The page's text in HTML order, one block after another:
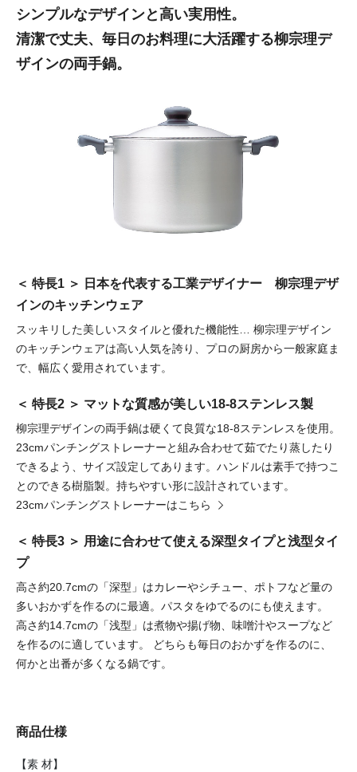
シンプルなデザインと高い実用性。
清潔で丈夫、毎日のお料理に大活躍する柳宗理デ
ザインの両手鍋。
＜ 特長1 ＞ 日本を代表する工業デザイナー 柳宗理デザ
インのキッチンウェア
スッキリした美しいスタイルと優れた機能性… 柳宗理デザイン
のキッチンウェアは高い人気を誇り、プロの厨房から一般家庭ま
で、幅広く愛用されています。
＜ 特長2 ＞ マットな質感が美しい18-8ステンレス製
柳宗理デザインの両手鍋は硬くて良質な18-8ステンレスを使用。
23cmパンチングストレーナーと組み合わせて茹でたり蒸したり
できるよう、サイズ設定してあります。ハンドルは素手で持つこ
とのできる樹脂製。持ちやすい形に設計されています。
23cmパンチングストレーナーはこちら
＜ 特長3 ＞ 用途に合わせて使える深型タイプと浅型タイ
プ
高さ約20.7cmの「深型」はカレーやシチュー、ポトフなど量の
多いおかずを作るのに最適。パスタをゆでるのにも使えます。
高さ約14.7cmの「浅型」は煮物や揚げ物、味噌汁やスープなど
を作るのに適しています。
どちらも毎日のおかずを作るのに、
何かと出番が多くなる鍋です。
商品仕様
【素 材】